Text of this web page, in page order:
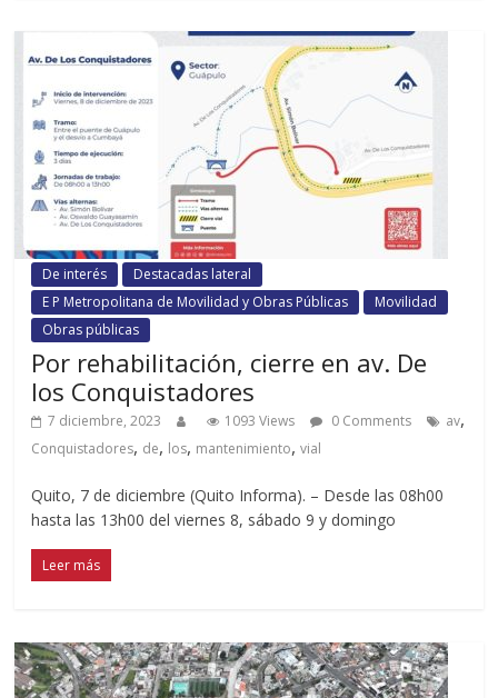
De interés
Destacadas lateral
E P Metropolitana de Movilidad y Obras Públicas
Movilidad
Obras públicas
Por rehabilitación, cierre en av. De
los Conquistadores
7 diciembre, 2023 1093 Views 0 Comments av,
Conquistadores, de, los, mantenimiento,vial
Quito, 7 de diciembre (Quito Informa). – Desde las 08h00
hasta las 13h00 del viernes 8, sábado 9 y domingo
Leer más